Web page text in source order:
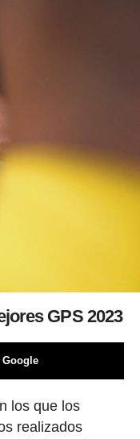
GPS 2023
los que los
realizados